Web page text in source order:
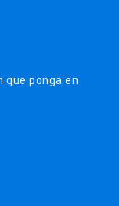
que ponga en